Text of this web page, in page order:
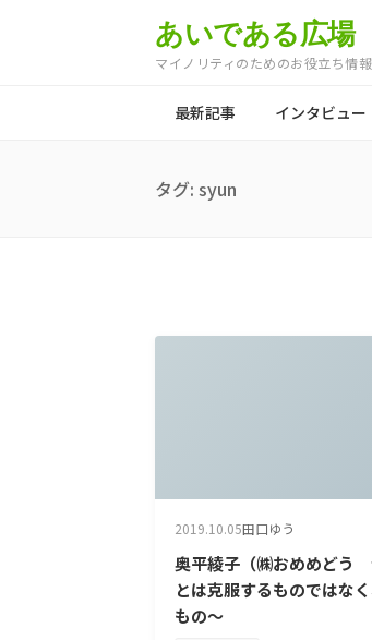
あいである広場
マイノリティのためのお役立ち情
最新記事 インタビュー
タグ: syun
2019.10.05田口ゆう
奥平綾子（㈱おめめど
とは克服するものではな
もの～